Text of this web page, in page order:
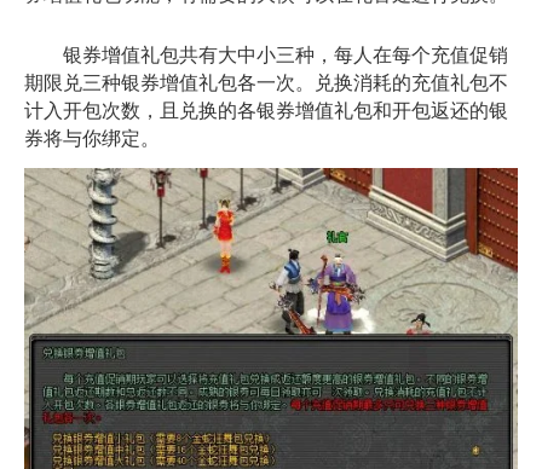
银券增值礼包共有大中小三种，每人在每个充值促销
期限兑三种银券增值礼包各一次。兑换消耗的充值礼包不
计入开包次数，且兑换的各银券增值礼包和开包返还的银
券将与你绑定。